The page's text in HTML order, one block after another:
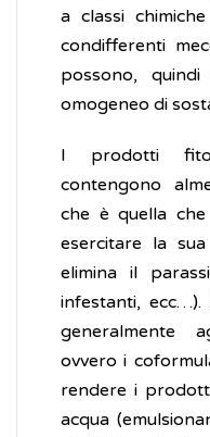
a classi
condifferenti
possono,
omogeneo di
I prodotti
contengono
che è quella
esercitare la
elimina il
infestanti, ecc…).
generalmente
ovvero i
rendere i
acqua